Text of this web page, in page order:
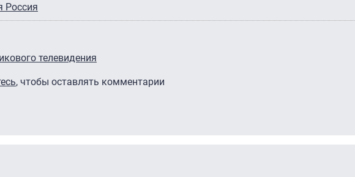
Россия
телевидения
, чтобы оставлять комментарии